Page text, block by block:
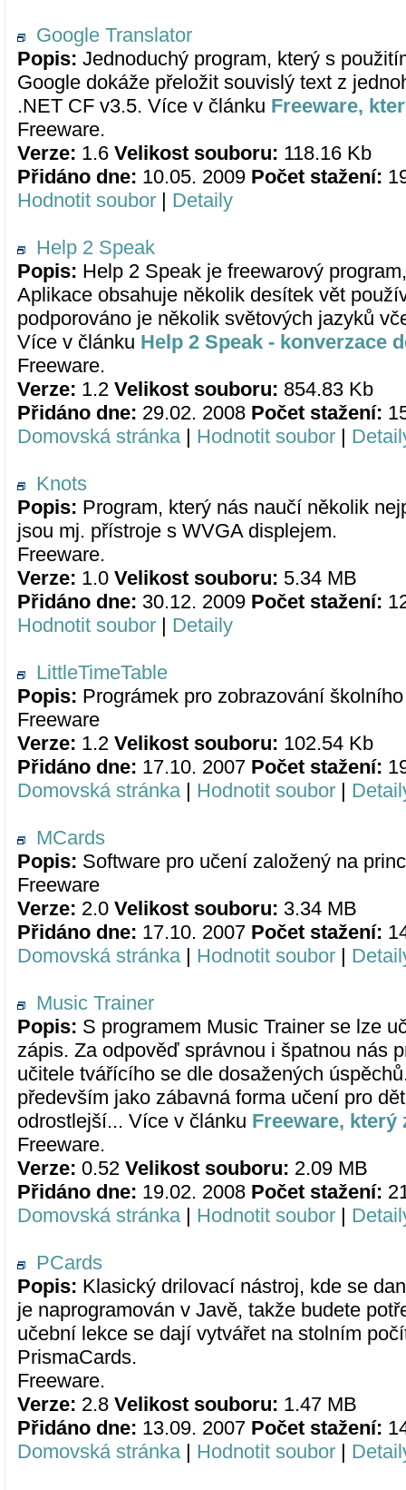
Google Translator
Popis: Jednoduchý program, který s
Google dokáže přeložit souvislý text z
.NET CF v3.5. Více v článku Freeware,
Freeware.
Verze: 1.6 Velikost souboru: 118.16 Kb
Přidáno dne: 10.05. 2009 Počet stažení:
Hodnotit soubor | Detaily
Help 2 Speak
Popis: Help 2 Speak je freewarový
Aplikace obsahuje několik desítek vět
podporováno je několik světových jazyků
Více v článku Help 2 Speak - konverzace
Freeware.
Verze: 1.2 Velikost souboru: 854.83 Kb
Přidáno dne: 29.02. 2008 Počet stažení:
Domovská stránka| Hodnotit soubor |
Knots
Popis: Program, který nás naučí několik
jsou mj. přístroje s WVGA displejem.
Freeware.
Verze: 1.0 Velikost souboru: 5.34 MB
Přidáno dne: 30.12. 2009 Počet stažení:
Hodnotit soubor | Detaily
LittleTimeTable
Popis: Prográmek pro zobrazování
Freeware
Verze: 1.2 Velikost souboru: 102.54 Kb
Přidáno dne: 17.10. 2007 Počet stažení:
Domovská stránka| Hodnotit soubor |
MCards
Popis: Software pro učení založený na
Freeware
Verze: 2.0 Velikost souboru: 3.34 MB
Přidáno dne: 17.10. 2007 Počet stažení:
Domovská stránka| Hodnotit soubor |
Music Trainer
Popis: S programem Music Trainer se lze
zápis. Za odpověď správnou i špatnou nás
učitele tvářícího se dle dosažených
především jako zábavná forma učení pro
odrostlejší... Více v článku Freeware, který
Freeware.
Verze: 0.52 Velikost souboru: 2.09 MB
Přidáno dne: 19.02. 2008 Počet stažení:
Domovská stránka| Hodnotit soubor |
PCards
Popis: Klasický drilovací nástroj, kde se
je naprogramován v Javě, takže budete
učební lekce se dají vytvářet na stolním
PrismaCards.
Freeware.
Verze: 2.8 Velikost souboru: 1.47 MB
Přidáno dne: 13.09. 2007 Počet stažení:
Domovská stránka| Hodnotit soubor |